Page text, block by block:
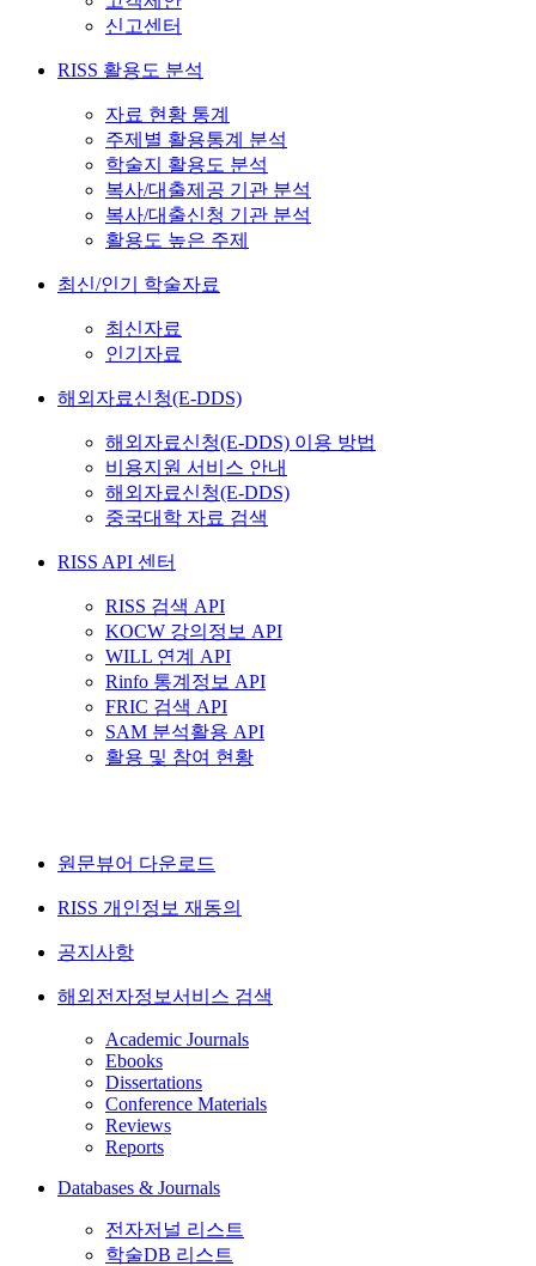
신고센터
RISS 활용도 분석
자료 현황 통계
주제별 활용통계 분석
학술지 활용도 분석
복사/대출제공 기관 분석
복사/대출신청 기관 분석
활용도 높은 주제
최신/인기 학술자료
최신자료
인기자료
해외자료신청(E-DDS)
해외자료신청(E-DDS) 이용 방법
비용지원 서비스 안내
해외자료신청(E-DDS)
중국대학 자료 검색
RISS API 센터
RISS 검색 API
KOCW 강의정보 API
WILL 연계 API
Rinfo 통계정보 API
FRIC 검색 API
SAM 분석활용 API
활용 및 참여 현황
원문뷰어 다운로드
RISS 개인정보 재동의
공지사항
해외전자정보서비스 검색
Academic Journals
Ebooks
Dissertations
Conference Materials
Reviews
Reports
Databases & Journals
전자저널 리스트
학술DB 리스트